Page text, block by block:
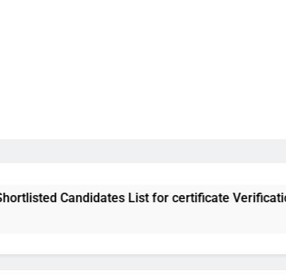
List for certificate Verification